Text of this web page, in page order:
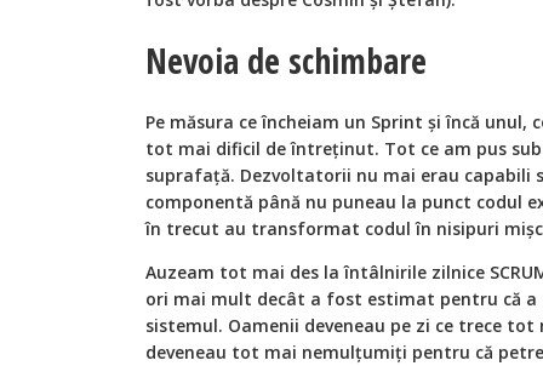
Nevoia de schimbare
Pe măsura ce încheiam un Sprint și încă unul,
tot mai dificil de întreținut. Tot ce am pus sub
suprafață. Dezvoltatorii nu mai erau capabili
componentă până nu puneau la punct codul
în trecut au transformat codul în nisipuri
Auzeam tot mai des la întâlnirile zilnice
ori mai mult decât a fost estimat pentru că a
sistemul. Oamenii deveneau pe zi ce trece
deveneau tot mai nemulțumiți pentru că